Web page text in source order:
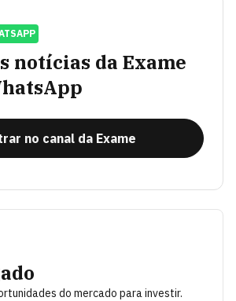
notícias da Exame
no canal da Exame
do mercado para investir.